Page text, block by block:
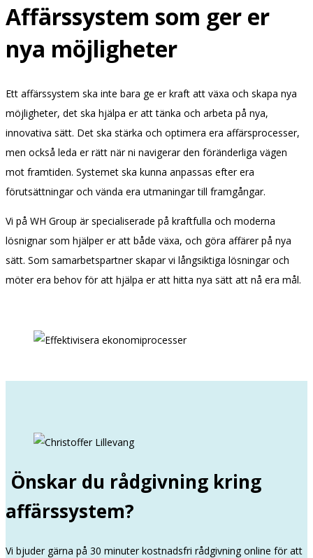
Affärssystem som ger er
nya möjligheter
Ett affärssystem ska inte bara ge er kraft att växa och skapa nya
möjligheter, det ska hjälpa er att tänka och arbeta på nya,
innovativa sätt. Det ska stärka och optimera era affärsprocesser,
men också leda er rätt när ni navigerar den föränderliga vägen
mot framtiden. Systemet ska kunna anpassas efter era
förutsättningar och vända era utmaningar till framgångar.
Vi på WH Group är specialiserade på kraftfulla och moderna
lösnignar som hjälper er att både växa, och göra affärer på nya
sätt. Som samarbetspartner skapar vi långsiktiga lösningar och
möter era behov för att hjälpa er att hitta nya sätt att nå era mål.
Önskar du rådgivning kring
affärssystem?
Vi bjuder gärna på 30 minuter kostnadsfri rådgivning online för att